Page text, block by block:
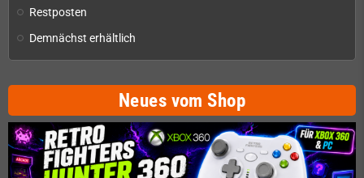
Restposten
Demnächst erhältlich
Neues vom Shop